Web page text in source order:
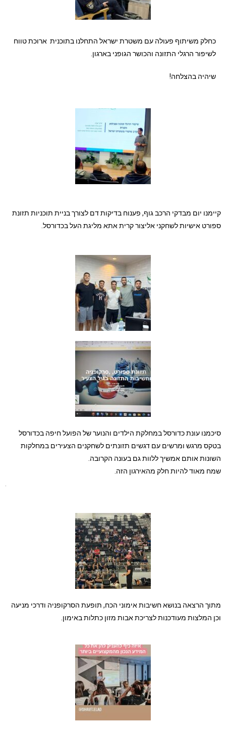
כחלק משיתוף פעולה עם משטרת ישראל התחלנו בתוכנית ארוכת טווח
לשיפור הרגלי התזונה והכושר הגופני בארגון.
שיהיה בהצלחה!
קיימנו יום מבדקי הרכב גוף, פענוח בדיקות דם לצורך בניית תוכניות תזונת
ספורט אישיות לשחקני אליצור קרית אתא מליגת העל בכדורסל.
סיכמנו עונת כדורסל במחלקת הילדים והנוער של הפועל חיפה בכדורסל
בטקס מרגש ומרשים עם דגשים תזונתים לשחקנים הצעירים במחלקות
השונות אותם אמשיך ללוות גם בעונה הקרובה.
שמח מאוד להיות חלק מהאירגון הזה.
מתוך הרצאה בנושא חשיבות אימוני הכח, תופעת הסרקופניה ודרכי מניעה
וכן המלצות מעודכנות לצריכת אבות מזון כתלות באימון.